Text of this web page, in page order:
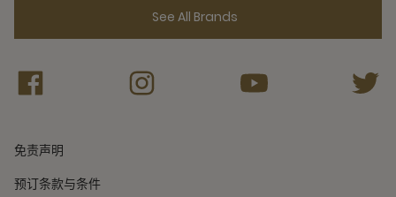
See All Brands
免责声明
预订条款与条件